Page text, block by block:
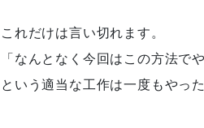
これだけは言い切れます。
「なんとなく今回はこの方法で
という適当な工作は一度もやっ